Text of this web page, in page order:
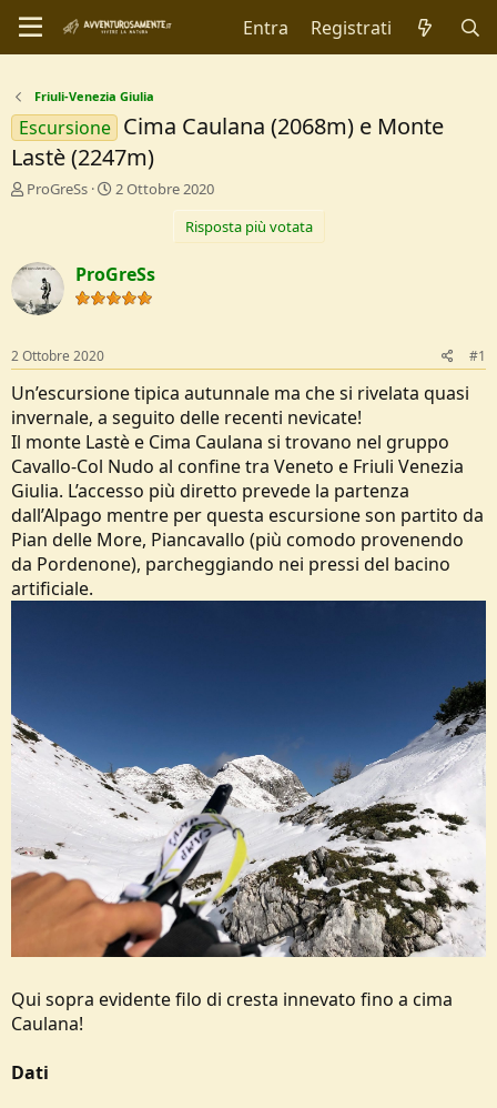
Entra Registrati
Friuli-Venezia Giulia
Escursione Cima Caulana (2068m) e Monte
Lastè (2247m)
C
t
r
D
i
s
u
s
s
i
o
n
e
ProGreSs
D
d
i
I
z
i
2 Ottobre 2020
Risposta più votata
ProGreSs
2 Ottobre 2020 #1
Un’escursione tipica autunnale ma che si rivelata quasi
invernale, a seguito delle recenti nevicate!
Il monte Lastè e Cima Caulana si trovano nel gruppo
Cavallo-Col Nudo al confine tra Veneto e Friuli Venezia
Giulia. L’accesso più diretto prevede la partenza
dall’Alpago mentre per questa escursione son partito da
Pian delle More, Piancavallo (più comodo provenendo
da Pordenone), parcheggiando nei pressi del bacino
artificiale.
Qui sopra evidente filo di cresta innevato fino a cima
Caulana!
Dati